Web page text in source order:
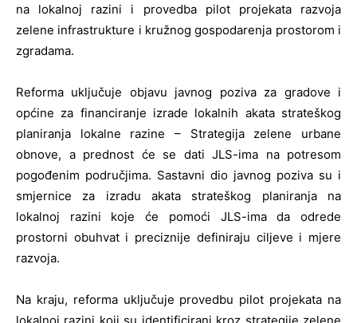
na lokalnoj razini i provedba pilot projekata razvoja
zelene infrastrukture i kružnog gospodarenja prostorom i
zgradama.
Reforma uključuje objavu javnog poziva za gradove i
općine za financiranje izrade lokalnih akata strateškog
planiranja lokalne razine – Strategija zelene urbane
obnove, a prednost će se dati JLS-ima na potresom
pogođenim područjima. Sastavni dio javnog poziva su i
smjernice za izradu akata strateškog planiranja na
lokalnoj razini koje će pomoći JLS-ima da odrede
prostorni obuhvat i preciznije definiraju ciljeve i mjere
razvoja.
Na kraju, reforma uključuje provedbu pilot projekata na